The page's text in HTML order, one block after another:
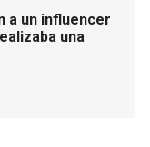
a un influencer
una